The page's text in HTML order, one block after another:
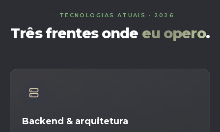
TECNOLOGIAS ATUAIS · 2026
Três frentes onde eu opero.
Backend & arquitetura